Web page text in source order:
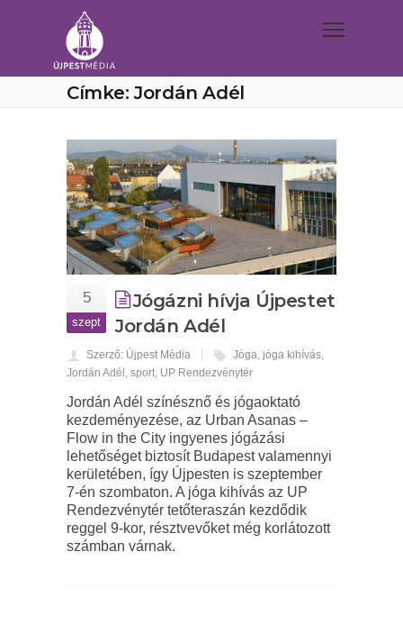
Címke: Jordán Adél
5
szept
Jógázni hívja Újpestet
Jordán Adél
Szerző: Újpest Média Jóga, jóga kihívás,
Jordán Adél , sport, UP Rendezvénytér
Jordán Adél színésznő és jógaoktató
kezdeményezése, az Urban Asanas –
Flow in the City ingyenes jógázási
lehetőséget biztosít Budapest valamennyi
kerületében, így Újpesten is szeptember
7-én szombaton. A jóga kihívás az UP
Rendezvénytér tetőteraszán kezdődik
reggel 9-kor, résztvevőket még korlátozott
számban várnak.